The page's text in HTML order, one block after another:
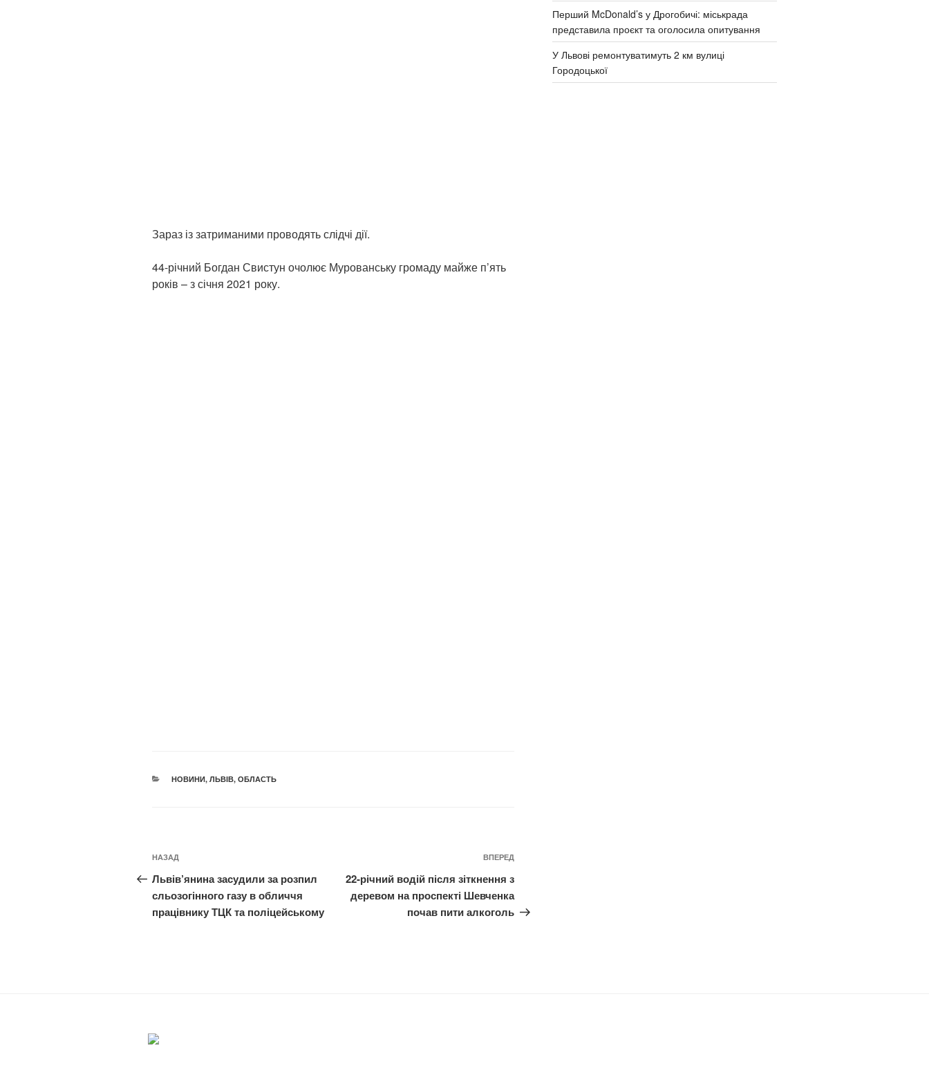
Зараз із затриманими проводять слідчі дії.
44-річний Богдан Свистун очолює Мурованську громаду майже п’ять
років – з січня 2021 року.
КАТЕГОРІЇ
НОВИНИ, ЛЬВІВ, ОБЛАСТЬ
Навігація
записів
Попередній
запис:
НАЗАД
Львів’янина засудили за розпил
сльозогінного газу в обличчя
працівнику ТЦК та поліцейському
Наступний
запис
ВПЕРЕД
22-річний водій після зіткнення з
деревом на проспекті Шевченка
почав пити алкоголь
Перший McDonald’s у Дрогобичі: міськрада
представила проєкт та оголосила опитування
У Львові ремонтуватимуть 2 км вулиці
Городоцької